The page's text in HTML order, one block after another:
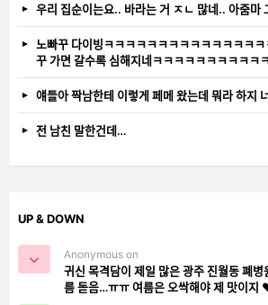
우리 집순이는요.. 바라는 거 ㅈㄴ 많네.. 아줌마
노빠꾸 다이빙ㅋㅋㅋㅋㅋㅋㅋㅋㅋㅋㅋㅋㅋㅋ
꾸 가면 갈수록 심해지네ㅋㅋㅋㅋㅋㅋㅋㅋㅋㅋ
얘들아 짝남한테 이렇게 페메 왔는데 뭐라 하지
전 남친 말한건데…
UP & DOWN
Anonymous on
귀신 목격담이 제일 많은 광주 진월동
름 돋음…ㅠㅠ 여름은 오싹해야 제